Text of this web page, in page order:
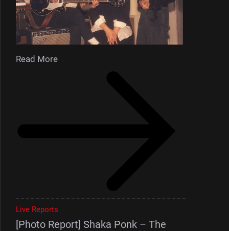
Read More
Live Reports
[Photo Report] Shaka Ponk – The